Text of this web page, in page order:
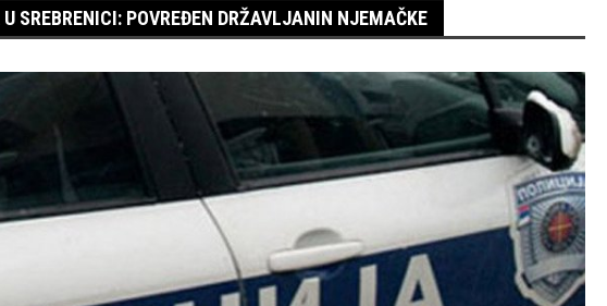
SREBRENICI: POVREĐEN DRŽAVLJANIN NJEMAČKE